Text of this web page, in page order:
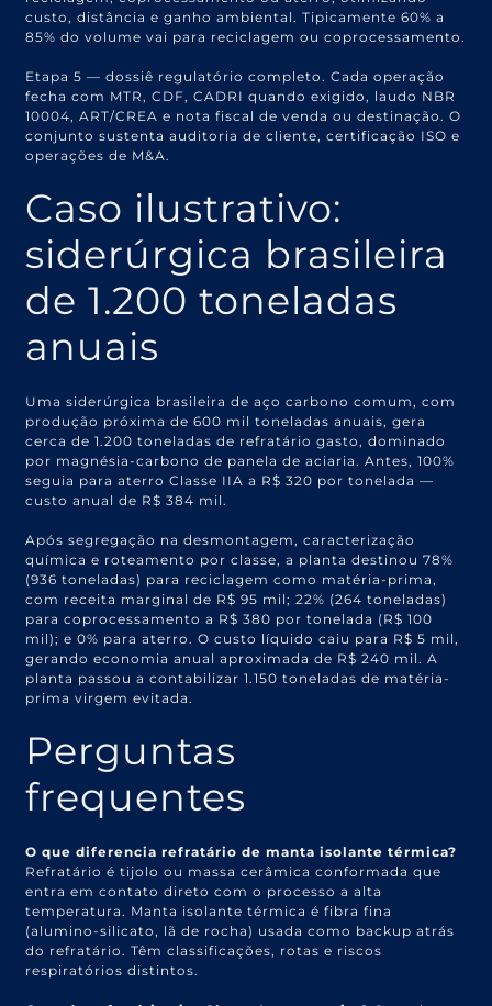
custo, distância e ganho ambiental. Tipicamente 60% a
85% do volume vai para reciclagem ou coprocessamento.
Etapa 5 — dossiê regulatório completo. Cada operação
fecha com MTR, CDF, CADRI quando exigido, laudo NBR
10004, ART/CREA e nota fiscal de venda ou destinação. O
conjunto sustenta auditoria de cliente, certificação ISO e
operações de M&A.
Caso ilustrativo:
siderúrgica brasileira
de 1.200 toneladas
anuais
Uma siderúrgica brasileira de aço carbono comum, com
produção próxima de 600 mil toneladas anuais, gera
cerca de 1.200 toneladas de refratário gasto, dominado
por magnésia-carbono de panela de aciaria. Antes, 100%
seguia para aterro Classe IIA a R$ 320 por tonelada —
custo anual de R$ 384 mil.
Após segregação na desmontagem, caracterização
química e roteamento por classe, a planta destinou 78%
(936 toneladas) para reciclagem como matéria-prima,
com receita marginal de R$ 95 mil; 22% (264 toneladas)
para coprocessamento a R$ 380 por tonelada (R$ 100
mil); e 0% para aterro. O custo líquido caiu para R$ 5 mil,
gerando economia anual aproximada de R$ 240 mil. A
planta passou a contabilizar 1.150 toneladas de matéria-
prima virgem evitada.
Perguntas
frequentes
O que diferencia refratário de manta isolante térmica?
Refratário é tijolo ou massa cerâmica conformada que
entra em contato direto com o processo a alta
temperatura. Manta isolante térmica é fibra fina
(alumino-silicato, lã de rocha) usada como backup atrás
do refratário. Têm classificações, rotas e riscos
respiratórios distintos.